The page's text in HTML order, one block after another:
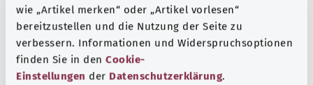
wie „Artikel merken“ oder „Artikel vorlesen“
bereitzustellen und die Nutzung der Seite zu
verbessern. Informationen und Widerspruchsoptionen
finden Sie in den Cookie-
Einstellungen der Datenschutzerklärung.
Kaynak
Federal Sağlık Bakanlığı (BMG) adına "Was hab' ich?"